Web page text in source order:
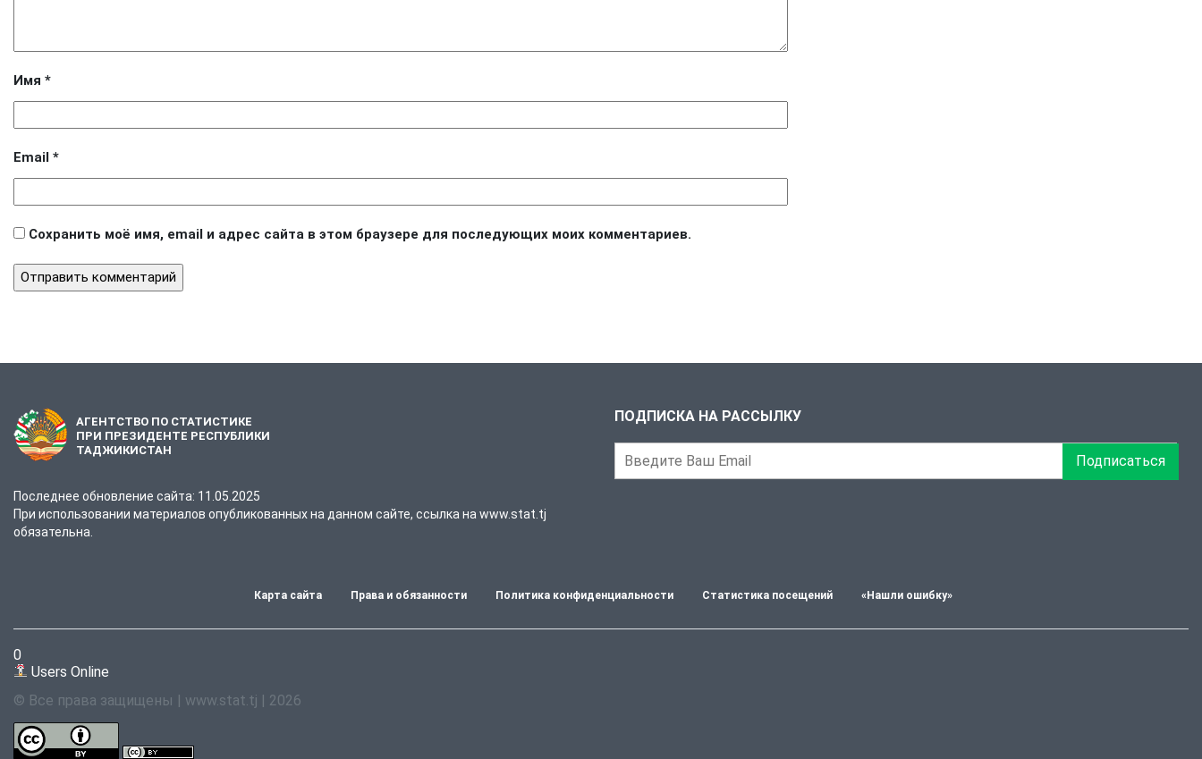
Имя *
Email *
Сохранить моё имя, email и адрес сайта в этом браузере для последующих моих комментариев.
АГЕНТСТВО ПО СТАТИСТИКЕ
ПРИ ПРЕЗИДЕНТЕ РЕСПУБЛИКИ
ТАДЖИКИСТАН
Последнее обновление сайта: 11.05.2025
При использовании материалов опубликованных на данном сайте, ссылка на www.stat.tj
обязательна.
ПОДПИСКА НА РАССЫЛКУ
Подписаться
Карта сайта Права и обязанности Политика конфиденциальности Статистика посещений «Нашли ошибку»
0
Users Online
© Все права защищены | www.stat.tj | 2026